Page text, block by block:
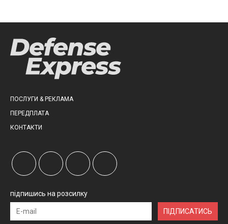
ПОСЛУГИ & РЕКЛАМА
ПЕРЕДПЛАТА
КОНТАКТИ
підпишись на розсилку
ПІДПИСАТИСЬ